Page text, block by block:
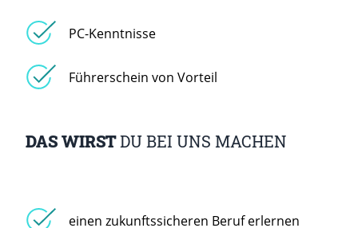
PC-Kenntnisse
Führerschein von Vorteil
DAS WIRSTDU BEI UNS MACHEN
einen zukunftssicheren Beruf erlernen